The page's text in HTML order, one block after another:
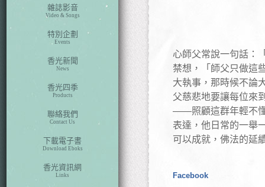
雜誌影音
Video & Songs
特別企劃
Events
香光新聞
News
香光四季
Products
聯絡我們
Contact Us
下載電子書
Download Eboks
香光資訊網
Links
心師父常說一句話：
禁想，「師父只做這
大執事，那時候不論
父慈悲地要讓每位來
——照顧這群年輕不懂
表達，他日常的一舉
可以成就，佛法的延
Facebook